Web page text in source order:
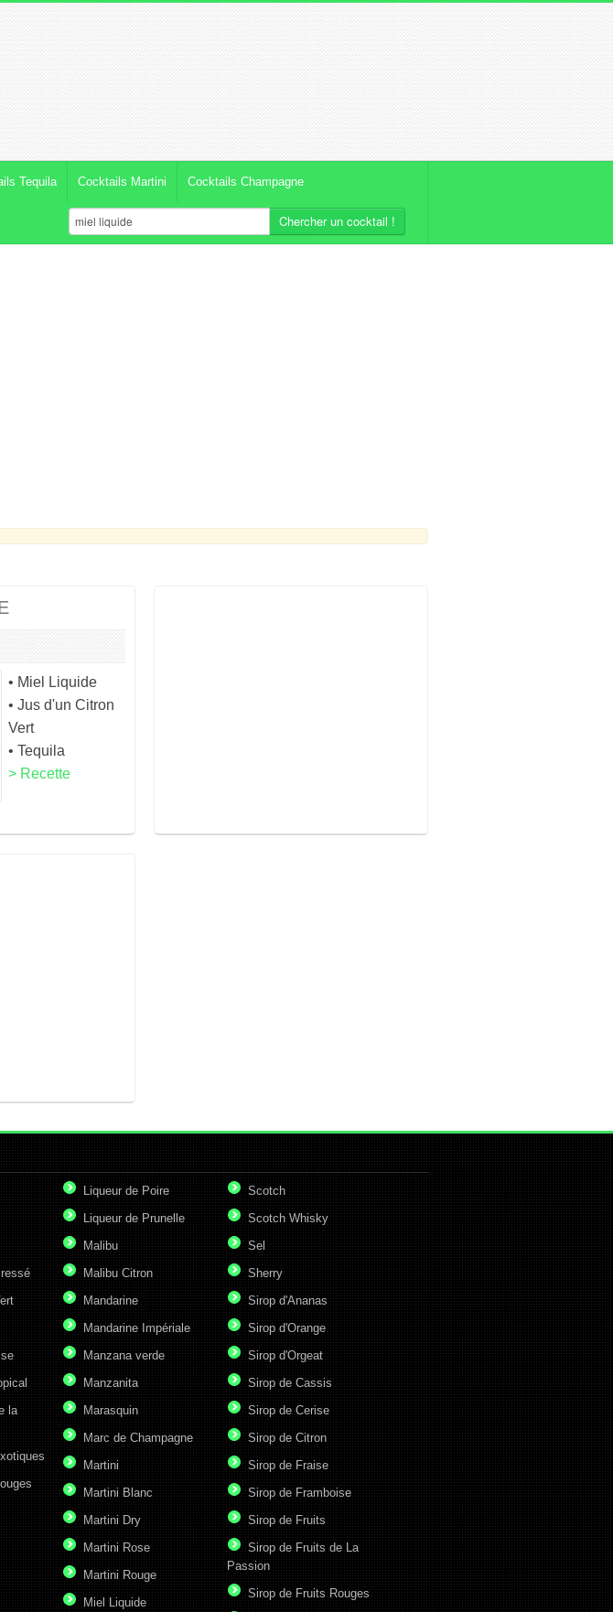
Tequila Cocktails Martini Cocktails Champagne
Chercher un cocktail !
• Miel Liquide
• Jus d'un Citron
Vert
• Tequila
> Recette
la
Liqueur de Poire
Liqueur de Prunelle
Malibu
Malibu Citron
Mandarine
Mandarine Impériale
Manzana verde
Manzanita
Marasquin
Marc de Champagne
Martini
Martini Blanc
Martini Dry
Martini Rose
Martini Rouge
Miel Liquide
Scotch
Scotch Whisky
Sel
Sherry
Sirop d'Ananas
Sirop d'Orange
Sirop d'Orgeat
Sirop de Cassis
Sirop de Cerise
Sirop de Citron
Sirop de Fraise
Sirop de Framboise
Sirop de Fruits
Sirop de Fruits de La
Passion
Sirop de Fruits Rouges